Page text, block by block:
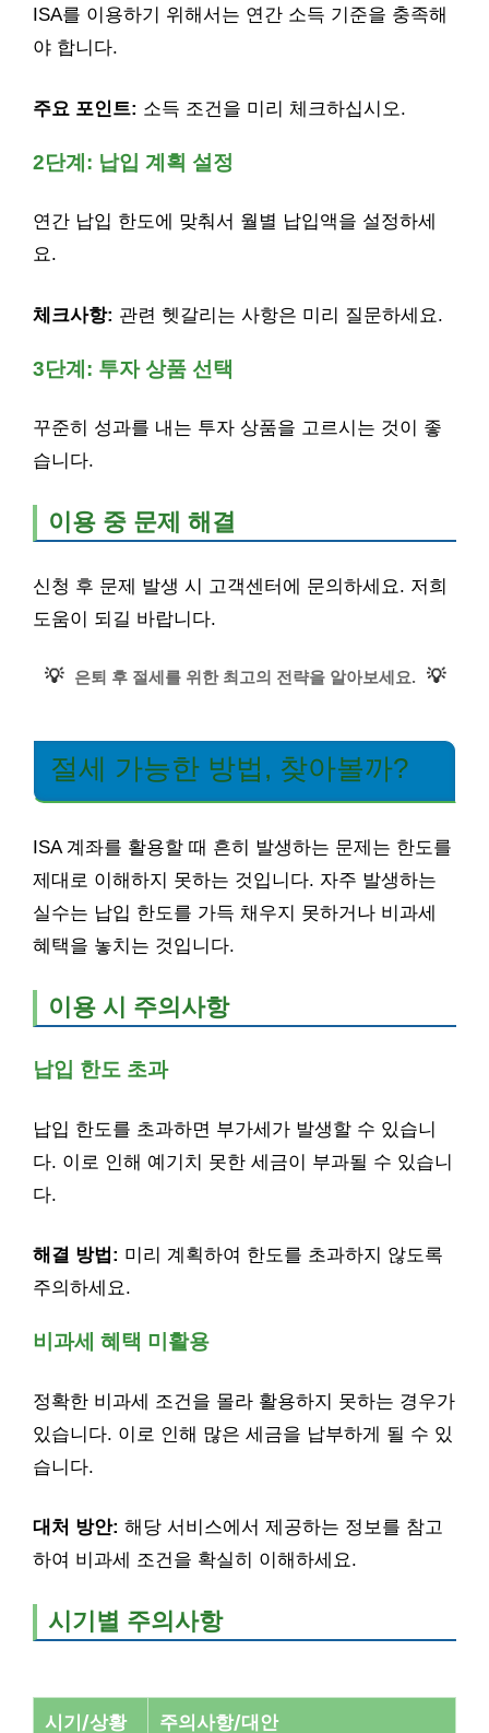
ISA를 이용하기 위해서는 연간 소득 기준을 충족해
야 합니다.
주요 포인트: 소득 조건을 미리 체크하십시오.
2단계: 납입 계획 설정
연간 납입 한도에 맞춰서 월별 납입액을 설정하세
요.
체크사항: 관련 헷갈리는 사항은 미리 질문하세요.
3단계: 투자 상품 선택
꾸준히 성과를 내는 투자 상품을 고르시는 것이 좋
습니다.
이용 중 문제 해결
신청 후 문제 발생 시 고객센터에 문의하세요. 저희
도움이 되길 바랍니다.
💡 은퇴 후 절세를 위한 최고의 전략을 알아보세요. 💡
절세 가능한 방법, 찾아볼까?
ISA 계좌를 활용할 때 흔히 발생하는 문제는 한도를
제대로 이해하지 못하는 것입니다. 자주 발생하는
실수는 납입 한도를 가득 채우지 못하거나 비과세
혜택을 놓치는 것입니다.
이용 시 주의사항
납입 한도 초과
납입 한도를 초과하면 부가세가 발생할 수 있습니
다. 이로 인해 예기치 못한 세금이 부과될 수 있습니
다.
해결 방법: 미리 계획하여 한도를 초과하지 않도록
주의하세요.
비과세 혜택 미활용
정확한 비과세 조건을 몰라 활용하지 못하는 경우가
있습니다. 이로 인해 많은 세금을 납부하게 될 수 있
습니다.
대처 방안: 해당 서비스에서 제공하는 정보를 참고
하여 비과세 조건을 확실히 이해하세요.
시기별 주의사항
시기/상황 주의사항/대안